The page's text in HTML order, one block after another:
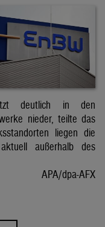
deutlich in den
nieder, teilte das
liegen die
außerhalb des
APA/dpa-AFX